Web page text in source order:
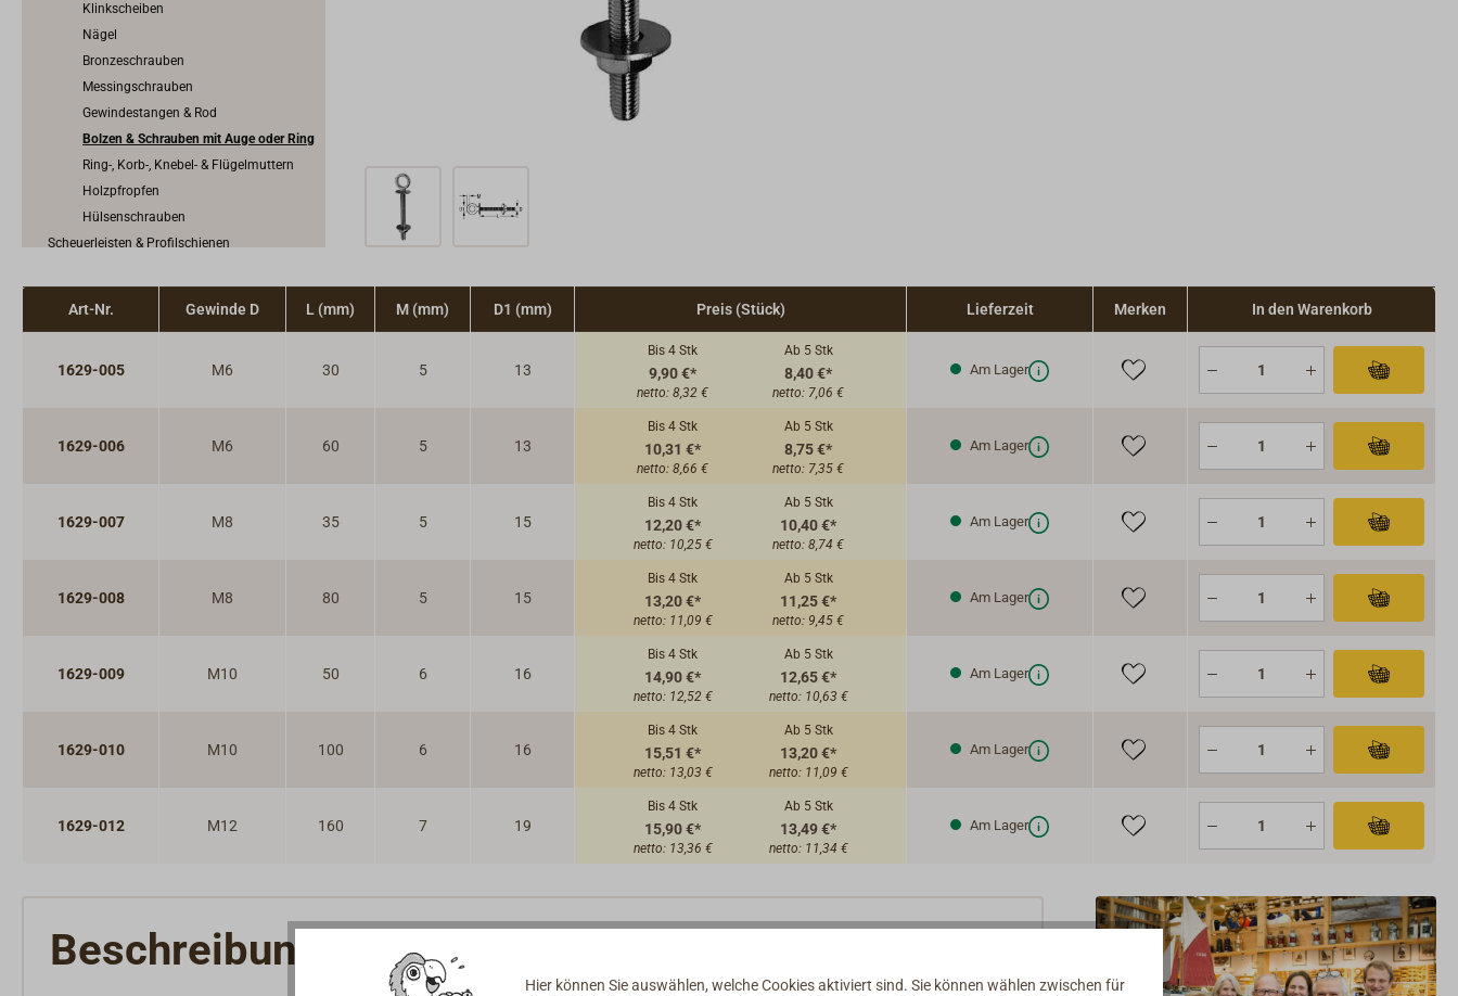
Klinkscheiben
Nägel
Bronzeschrauben
Messingschrauben
Gewindestangen & Rod
Bolzen & Schrauben mit Auge oder Ring
Ring-, Korb-, Knebel- & Flügelmuttern
Holzpfropfen
Hülsenschrauben
Scheuerleisten & Profilschienen
Art-Nr. Gewinde D L (mm) M (mm) D1 (mm) Preis (Stück) Lieferzeit Merken In den Warenkorb
1629-005 M6 30 5 13
Bis 4 Stk
9,90 €*
netto: 8,32 €
Ab 5 Stk
8,40 €*
netto: 7,06 €
Am Lager
1629-006 M6 60 5 13
Bis 4 Stk
10,31 €*
netto: 8,66 €
Ab 5 Stk
8,75 €*
netto: 7,35 €
Am Lager
1629-007 M8 35 5 15
Bis 4 Stk
12,20 €*
netto: 10,25 €
Ab 5 Stk
10,40 €*
netto: 8,74 €
Am Lager
1629-008 M8 80 5 15
Bis 4 Stk
13,20 €*
netto: 11,09 €
Ab 5 Stk
11,25 €*
netto: 9,45 €
Am Lager
1629-009 M10 50 6 16
Bis 4 Stk
14,90 €*
netto: 12,52 €
Ab 5 Stk
12,65 €*
netto: 10,63 €
Am Lager
1629-010 M10 100 6 16
Bis 4 Stk
15,51 €*
netto: 13,03 €
Ab 5 Stk
13,20 €*
netto: 11,09 €
Am Lager
1629-012 M12 160 7 19
Bis 4 Stk
15,90 €*
netto: 13,36 €
Ab 5 Stk
13,49 €*
netto: 11,34 €
Am Lager
Beschreibung
Hier können Sie auswählen, welche Cookies aktiviert sind. Sie können wählen zwischen für